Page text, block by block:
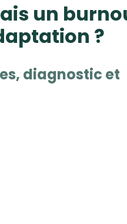
un
?
diagnostic et